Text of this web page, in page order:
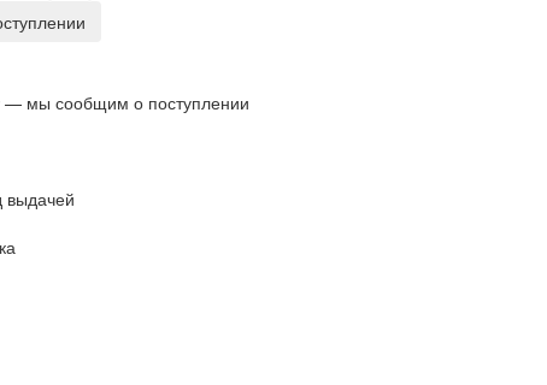
— мы сообщим о поступлении
выдачей